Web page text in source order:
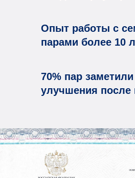
Опыт работы с
парами более 10
70% пар
улучшения после